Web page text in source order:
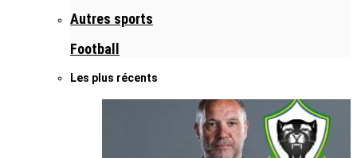
Autres sports
Football
Les plus récents